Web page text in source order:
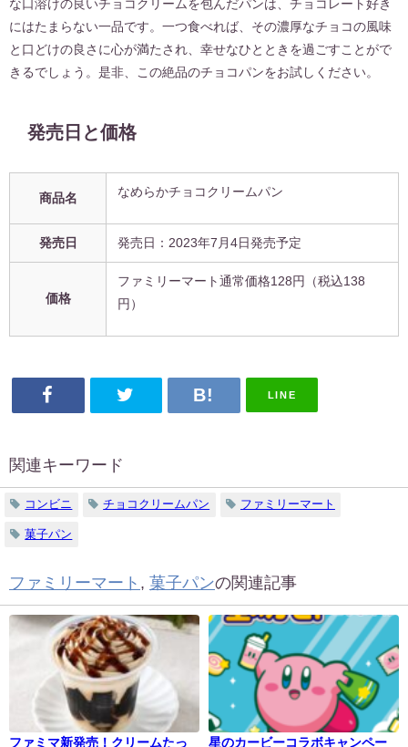
な口溶けの良いチョコクリームを包んだパンは、チョコレート好き
にはたまらない一品です。一つ食べれば、その濃厚なチョコの風味
と口どけの良さに心が満たされ、幸せなひとときを過ごすことがで
きるでしょう。是非、この絶品のチョコパンをお試しください。
発売日と価格
商品名 なめらかチョコクリームパン
発売日 発売日：2023年7月4日発売予定
価格
ファミリーマート通常価格128円 （税込138
円 ）
LINE
関連キーワード
コンビニ チョコクリームパン ファミリーマート
菓子パン
ファミリーマート , 菓子パンの関連記事
ファミマ新発売！クリームたっ
星のカービーコラボキャンペー